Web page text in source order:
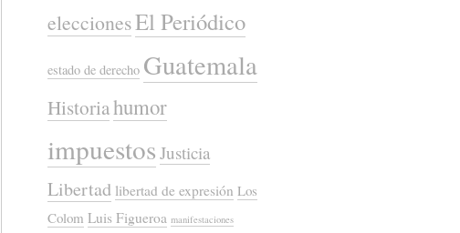
eleccionesEl Periódico
estado de derecho Guatemala
Historiahumor
impuestos Justicia
Libertad libertad de expresión Los
Colom Luis Figueroa manifestaciones